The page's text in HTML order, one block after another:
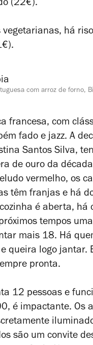
(22€).
vegetarianas, há
com arroz de forno,
francesa, com
fado e jazz. A
Santos Silva,
de ouro da
vermelho, os
têm franjas e há
é aberta, há
tempos
mais 18. Há
queira logo jantar.
pronta.
12 pessoas e
é impactante. Os
são um convite